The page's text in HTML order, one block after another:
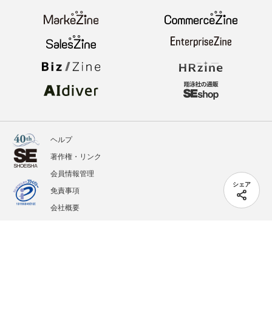
シェア
ヘルプ
著作権・リンク
会員情報管理
免責事項
会社概要